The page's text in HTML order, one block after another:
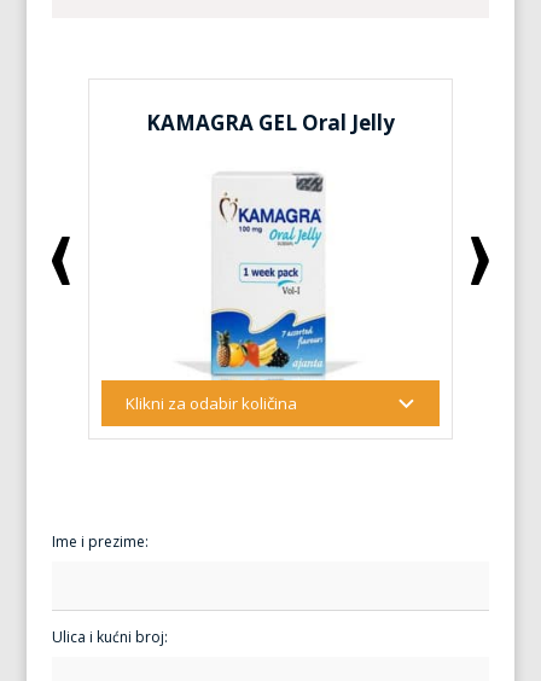
KAMAGRA GEL Oral Jelly
Ime i prezime:
Ulica i kućni broj: